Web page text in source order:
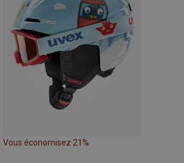
Vous économisez 21%